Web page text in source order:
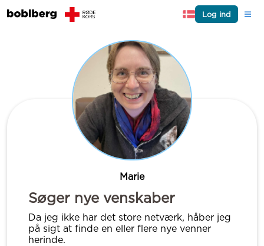
Log ind
Marie
Søger nye venskaber
Da jeg ikke har det store netværk, håber jeg
på sigt at finde en eller flere nye venner
herinde.